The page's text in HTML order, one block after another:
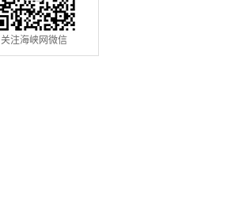
关注海峡网微信